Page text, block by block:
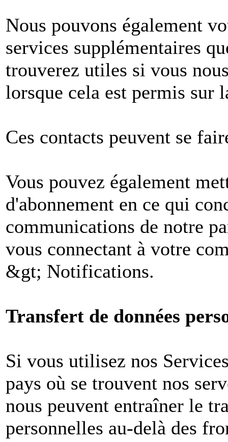
Nous pouvons également
services supplémentaires
trouverez utiles si vous
lorsque cela est permis sur
Ces contacts peuvent se
Vous pouvez également
d'abonnement en ce qui
communications de notre
vous connectant à votre
&gt; Notifications.
Transfert de données
Si vous utilisez nos
pays où se trouvent nos
nous peuvent entraîner le
personnelles au-delà des